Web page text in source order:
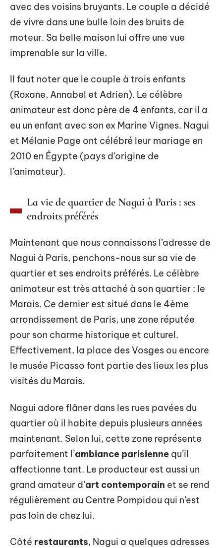
avec des voisins bruyants. Le couple a décidé
de vivre dans une bulle loin des bruits de
moteur. Sa belle maison lui offre une vue
imprenable sur la ville.
Il faut noter que le couple à trois enfants
(Roxane, Annabel et Adrien). Le célèbre
animateur est donc père de 4 enfants, car il a
eu un enfant avec son ex Marine Vignes. Nagui
et Mélanie Page ont célébré leur mariage en
2010 en Égypte (pays d’origine de
l’animateur).
La vie de quartier de Nagui à Paris : ses
endroits préférés
Maintenant que nous connaissons l’adresse de
Nagui à Paris, penchons-nous sur sa vie de
quartier et ses endroits préférés. Le célèbre
animateur est très attaché à son quartier : le
Marais. Ce dernier est situé dans le 4ème
arrondissement de Paris, une zone réputée
pour son charme historique et culturel.
Effectivement, la place des Vosges ou encore
le musée Picasso font partie des lieux les plus
visités du Marais.
Nagui adore flâner dans les rues pavées du
quartier où il habite depuis plusieurs années
maintenant. Selon lui, cette zone représente
parfaitement l’ambiance parisienne qu’il
affectionne tant. Le producteur est aussi un
grand amateur d’art contemporain et se rend
régulièrement au Centre Pompidou qui n’est
pas loin de chez lui.
Côté restaurants, Nagui a quelques adresses